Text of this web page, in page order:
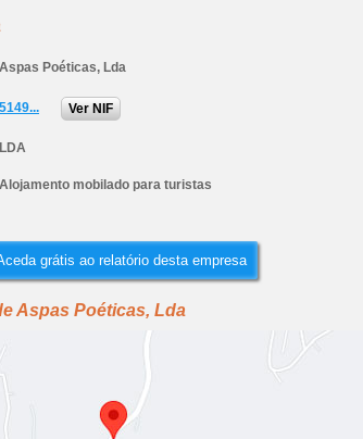
Aspas Poéticas, Lda
5149... Ver NIF
LDA
Alojamento mobilado para turistas
grátis ao relatório desta empresa
Aspas Poéticas, Lda